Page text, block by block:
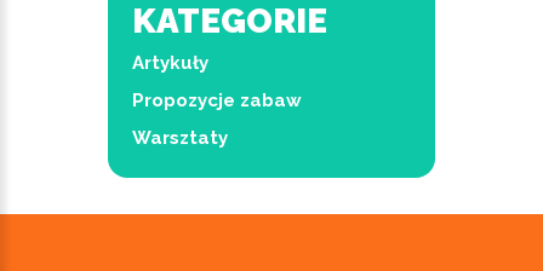
KATEGORIE
Artykuły
Propozycje zabaw
Warsztaty